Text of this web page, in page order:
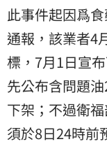
此事件起因爲
通報，該業者4
標，7月1日宣
先公布含問題
下架；不過衛
須於8日24時前